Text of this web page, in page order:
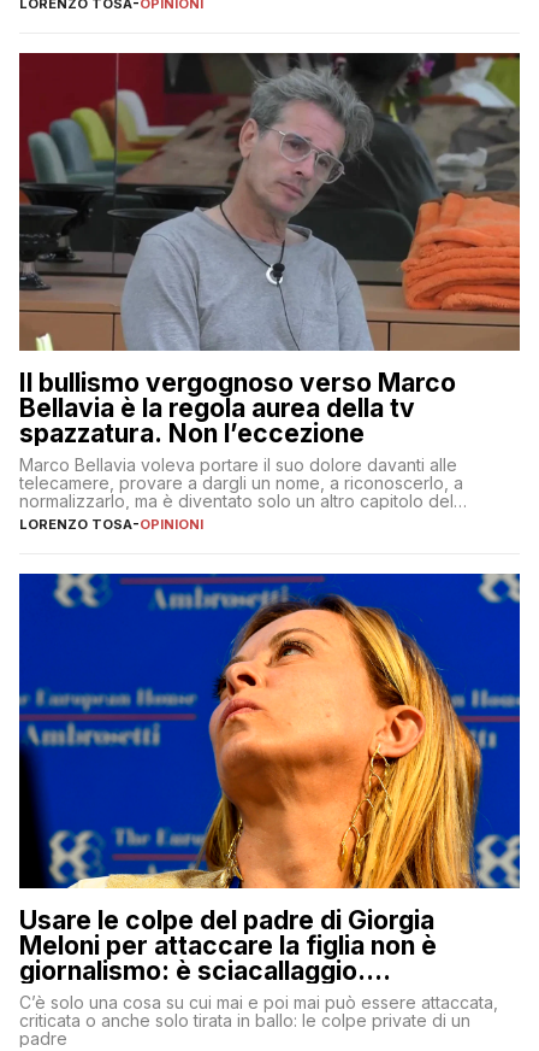
LORENZO TOSA-OPINIONI
Il bullismo vergognoso verso Marco
Bellavia è la regola aurea della tv
spazzatura. Non l’eccezione
Marco Bellavia voleva portare il suo dolore davanti alle
telecamere, provare a dargli un nome, a riconoscerlo, a
normalizzarlo, ma è diventato solo un altro capitolo del
copione
LORENZO TOSA-OPINIONI
Usare le colpe del padre di Giorgia
Meloni per attaccare la figlia non è
giornalismo: è sciacallaggio.
Dimostriamo di essere diversi
C’è solo una cosa su cui mai e poi mai può essere attaccata,
criticata o anche solo tirata in ballo: le colpe private di un
padre